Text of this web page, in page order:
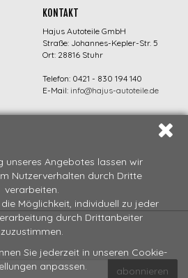
unseres Angebotes lassen wir
Nutzerverhalten durch Dritte
verarbeiten.
Möglichkeit, individuell zu jeder
durch Drittanbeiter
zuzustimmen.
Sie jederzeit in unseren Cookie-
anpassen.
KONTAKT
Hajus Autoteile GmbH
Straße: Johannes-Kepler-Str. 5
Ort: 28816 Stuhr
Telefon: 0421 - 830 194 140
E-Mail: info@hajus-autoteile.de
abonnieren